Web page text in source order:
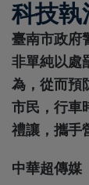
科技執
臺南市政府
非單純以處
為，從而預
市民，行車
禮讓，攜手
中華超傳媒